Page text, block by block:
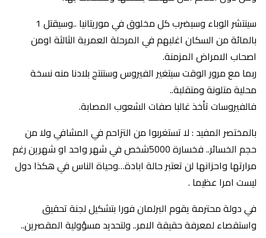
سينتشر الوباء وسيضرب كل مخلوق في موريتانيا ..وسيقتل 1
بالمائة من السكان اغلبهم في المرحلة العمرية الثالثة اومن
اصحاب الامراض المزمنة.
ربما مع مرور الوقت سيتغير الفيروس وستنتج بلادنا منه نسخة
محلية متلونة ومتقلبة..
فالفيروسات تأخذ غالبا صفات الشعوب المصابة.
بالمختصر المفيد : لا تستغربوا من التزاحم في المشافي ولا من
حجم الخسائر.. فخسارة 5000شخص في شهر واحد او شهرين رغم
مرارتها واحزانها لن تعتبر حالة ابادة…وحياة الناس في هكذا دول
ليست امرا عظيما .
في دولة محترمة يقوم البرلمان فورا بتشكيل لجنة تحقيق
واستقصاء لمعرفة حقيقة الامر.. ولتحديد مسؤولية المقصرين..